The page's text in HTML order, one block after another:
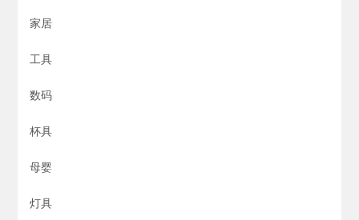
家居
工具
数码
杯具
母婴
灯具